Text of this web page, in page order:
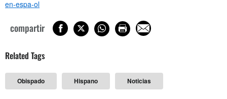
en-espa-ol
compartir
Related Tags
Obispado Hispano Noticias